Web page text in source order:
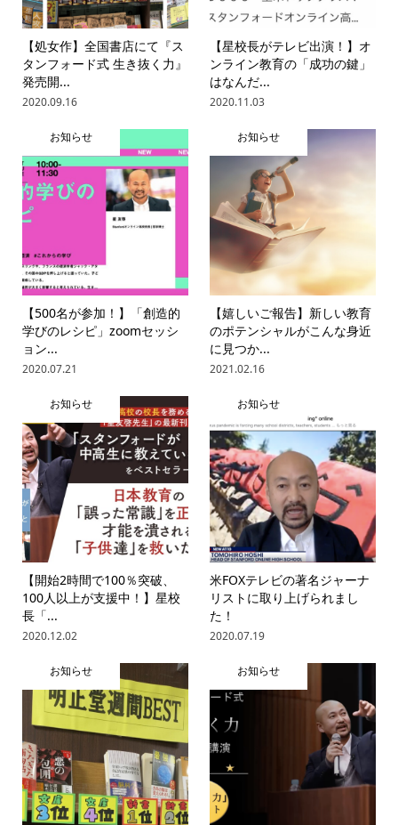
【処女作】全国書店にて『ス
タンフォード式 生き抜く力』
発売開...
2020.09.16
【星校長がテレビ出演！】オ
ンライン教育の「成功の鍵」
はなんだ...
2020.11.03
お知らせ
【500名が参加！】「創造的
学びのレシピ」zoomセッシ
ョン...
2020.07.21
お知らせ
【嬉しいご報告】新しい教育
のポテンシャルがこんな身近
に見つか...
2021.02.16
お知らせ
【開始2時間で100％突破、
100人以上が支援中！】星校
長「...
2020.12.02
お知らせ
米FOXテレビの著名ジャーナ
リストに取り上げられまし
た！
2020.07.19
お知らせ お知らせ